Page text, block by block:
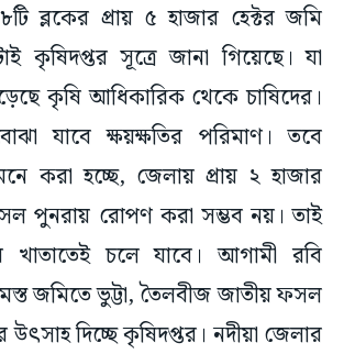
ব্লকের প্রায় ৫ হাজার হেক্টর জমি
কৃষিদপ্তর সূত্রে জানা গিয়েছে। যা
কৃষি আধিকারিক থেকে চাষিদের।
যাবে ক্ষয়ক্ষতির পরিমাণ‌। তবে
করা হচ্ছে, জেলায় প্রায় ২ হাজার
পুনরায় রোপণ করা সম্ভব নয়। তাই
খাতাতেই চলে যাবে। আগামী রবি
জমিতে ভুট্টা, তৈলবীজ জাতীয় ফসল
উৎসাহ দিচ্ছে কৃষিদপ্তর। নদীয়া জেলার